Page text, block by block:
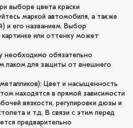
выборе цвета краски
маркой автомобиля, а также
и его названием. Выбор
или оттенку может
необходимо обязательно
лаком для защиты от внешнего
Цвет и насыщенность
находятся в прямой зависимости
вязкости, регулировки дюзы и
и т.д. В связи с этим перед
предварительно